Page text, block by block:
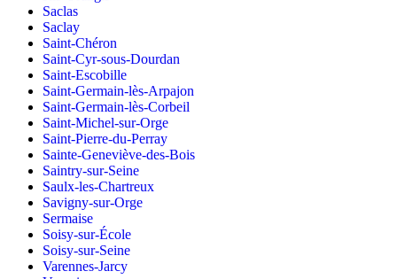
Saclas
Saclay
Saint-Chéron
Saint-Cyr-sous-Dourdan
Saint-Escobille
Saint-Germain-lès-Arpajon
Saint-Germain-lès-Corbeil
Saint-Michel-sur-Orge
Saint-Pierre-du-Perray
Sainte-Geneviève-des-Bois
Saintry-sur-Seine
Saulx-les-Chartreux
Savigny-sur-Orge
Sermaise
Soisy-sur-École
Soisy-sur-Seine
Varennes-Jarcy